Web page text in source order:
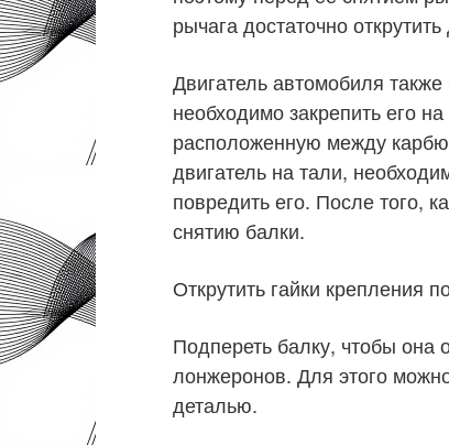
рычага достаточно
Двигатель автомобиля
необходимо закрепить его
расположенную между
двигатель на тали,
повредить его. После того,
снятию балки.
Открутить гайки крепления
Подпереть балку, чтобы она
лонжеронов. Для этого
деталью.